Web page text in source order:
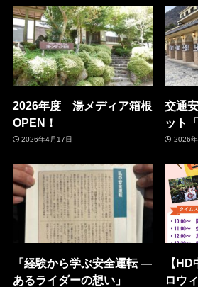
2026年度 湯メディア箱根
OPEN！
2026年4月17日
交通
ット
2026
「経験から学ぶ安全運転 ―
あるライダーの想い」
【
ロウ